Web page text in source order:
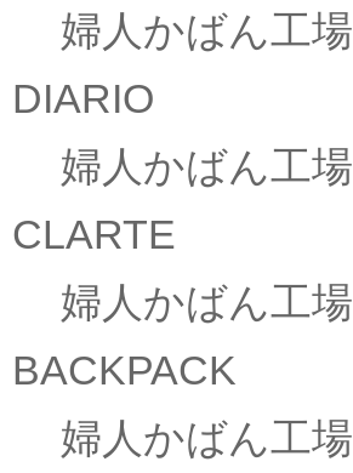
婦人かばん工場
DIARIO
婦人かばん工場
CLARTE
婦人かばん工場
BACKPACK
婦人かばん工場